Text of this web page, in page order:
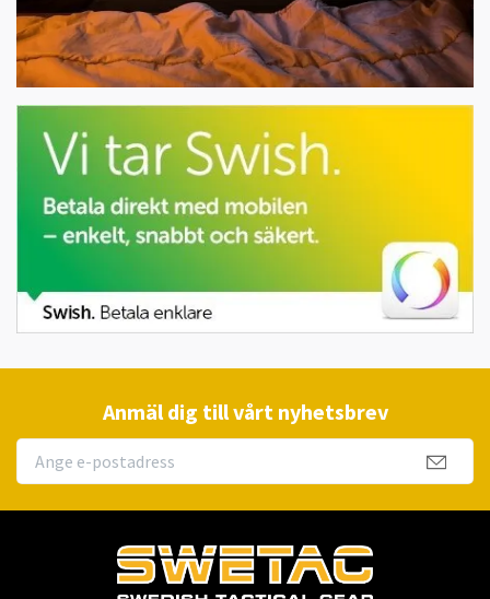
Anmäl dig till vårt nyhetsbrev